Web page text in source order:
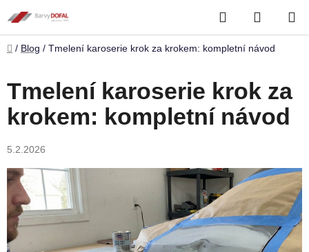
na
obsah
Hledat
KOŠÍK
Domů
/ Blog / Tmelení karoserie krok za krokem: kompletní návod
Tmelení karoserie krok za
krokem: kompletní návod
5.2.2026